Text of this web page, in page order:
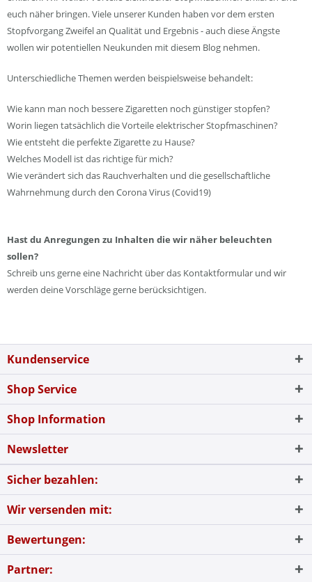
euch näher bringen. Viele unserer Kunden haben vor dem ersten
Stopfvorgang Zweifel an Qualität und Ergebnis - auch diese Ängste
wollen wir potentiellen Neukunden mit diesem Blog nehmen.
Unterschiedliche Themen werden beispielsweise behandelt:
Wie kann man noch bessere Zigaretten noch günstiger stopfen?
Worin liegen tatsächlich die Vorteile elektrischer Stopfmaschinen?
Wie entsteht die perfekte Zigarette zu Hause?
Welches Modell ist das richtige für mich?
Wie verändert sich das Rauchverhalten und die gesellschaftliche
Wahrnehmung durch den Corona Virus (Covid19)
Hast du Anregungen zu Inhalten die wir näher beleuchten
sollen?
Schreib uns gerne eine Nachricht über das Kontaktformular und wir
werden deine Vorschläge gerne berücksichtigen.
Kundenservice
Shop Service
Shop Information
Newsletter
Sicher bezahlen:
Wir versenden mit:
Bewertungen:
Partner: